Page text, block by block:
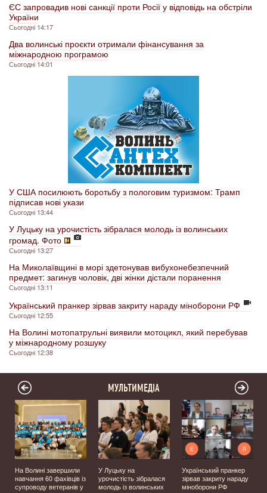
ЄС запровадив нові санкції проти Росії у відповідь на обстріли
України
Сьогодні 14:17
Два волинські проєкти отримали фінансування за
міжнародною програмою
Сьогодні 14:01
У США посилюють боротьбу з пологовим туризмом: Трамп
підписав нові укази
Сьогодні 13:44
У Луцьку на урочистість зібралася молодь із волинських
громад. Фото
Сьогодні 13:27
На Миколаївщині в морі здетонував вибухонебезпечний
предмет: загинув чоловік, дві жінки дістали поранення
Сьогодні 13:11
Український пранкер зірвав закриту нараду міноборони РФ
Сьогодні 12:55
На Волині мотопатрульні виявили мотоцикл, який перебував
у міжнародному розшуку
Сьогодні 12:38
МУЛЬТИМЕДІА
На Волині завершили
навчання 60 фахівців із
супроводу ветеранів у
У Луцьку на
урочистість зібралася
молодь із волинських
Український пранкер
зірвав закриту нараду
міноборони РФ